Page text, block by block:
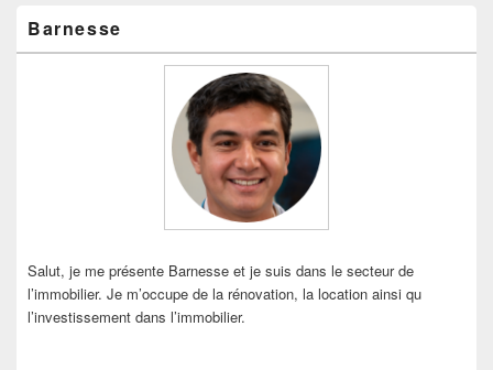
principale
de
Barnesse
Salut, je me présente Barnesse et je suis dans le secteur de
l’immobilier. Je m’occupe de la rénovation, la location ainsi qu
l’investissement dans l’immobilier.